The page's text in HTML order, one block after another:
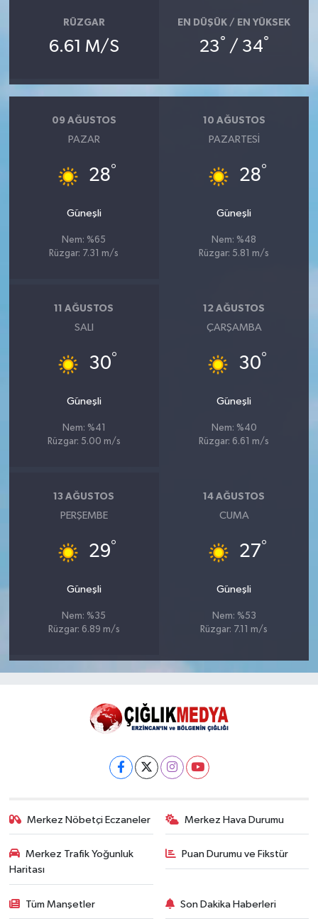
RÜZGAR
6.61 M/S
EN DÜŞÜK / EN YÜKSEK
23° / 34°
09 AĞUSTOS
PAZAR
28°
Güneşli
Nem: %65
Rüzgar: 7.31 m/s
10 AĞUSTOS
PAZARTESI
28°
Güneşli
Nem: %48
Rüzgar: 5.81 m/s
11 AĞUSTOS
SALI
30°
Güneşli
Nem: %41
Rüzgar: 5.00 m/s
12 AĞUSTOS
ÇARŞAMBA
30°
Güneşli
Nem: %40
Rüzgar: 6.61 m/s
13 AĞUSTOS
PERŞEMBE
29°
Güneşli
Nem: %35
Rüzgar: 6.89 m/s
14 AĞUSTOS
CUMA
27°
Güneşli
Nem: %53
Rüzgar: 7.11 m/s
Merkez Nöbetçi Eczaneler Merkez Hava Durumu
Merkez Trafik Yoğunluk
Haritası
Puan Durumu ve Fikstür
Tüm Manşetler Son Dakika Haberleri